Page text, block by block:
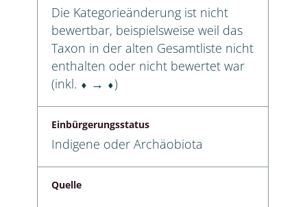
Die Kategorieänderung ist nicht
bewertbar, beispielsweise weil das
Taxon in der alten Gesamtliste nicht
enthalten oder nicht bewertet war
(inkl. ⬧ → ⬧)
Einbürgerungsstatus
Indigene oder Archäobiota
Quelle